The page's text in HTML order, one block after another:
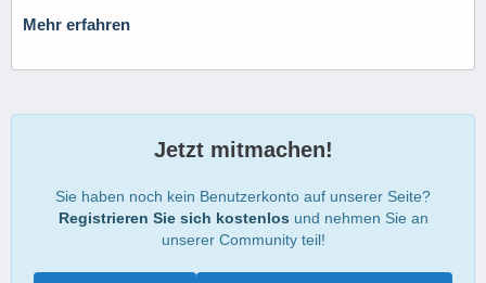
Mehr erfahren
Jetzt mitmachen!
Sie haben noch kein Benutzerkonto auf unserer Seite?
Registrieren Sie sich kostenlos und nehmen Sie an
unserer Community teil!